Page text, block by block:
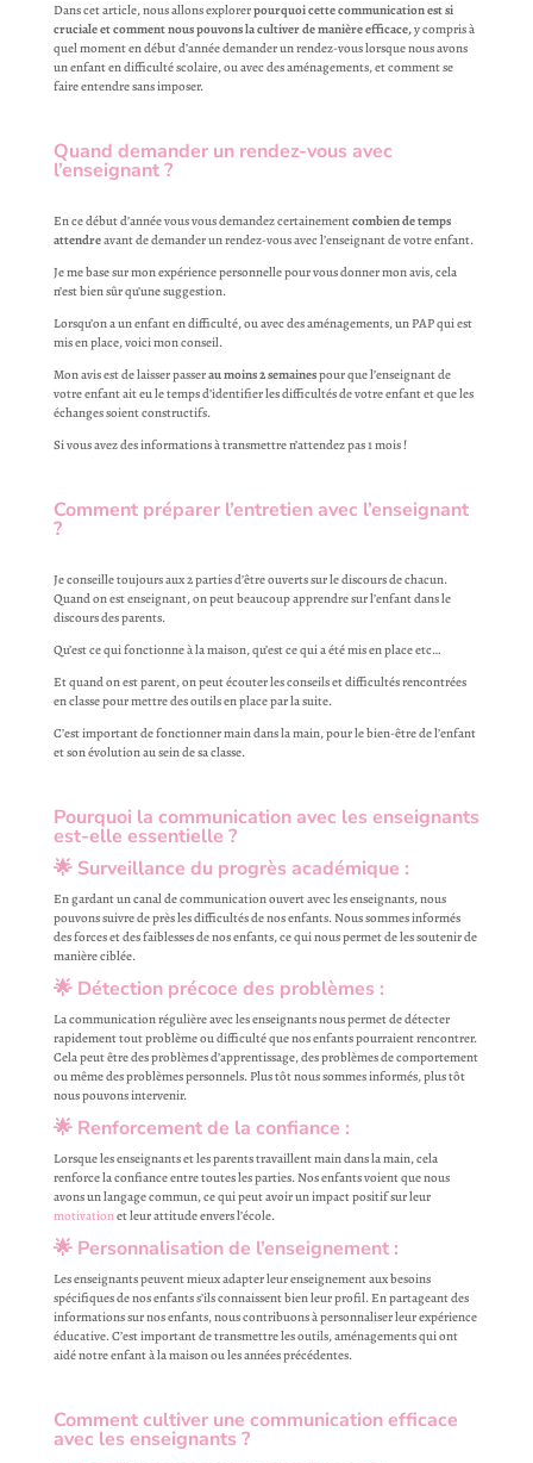
Dans cet article, nous allons explorerpourquoi cette communication est si
cruciale et comment nous pouvons la cultiver de manière efficace,y compris à
quel moment en début d’année demander un rendez-vous lorsque nous avons
un enfant en difficulté scolaire, ou avec des aménagements, et comment se
faire entendre sans imposer.
Quand demander un rendez-vous avec
l’enseignant ?
En ce début d’année vous vous demandez certainementcombien de temps
attendreavant de demander un rendez-vous avec l’enseignant de votre enfant.
Je me base sur mon expérience personnelle pour vous donner mon avis, cela
n’est bien sûr qu’une suggestion.
Lorsqu’on a un enfant en difficulté, ou avec des aménagements, un PAP qui est
mis en place, voici mon conseil.
Mon avis est de laisser passerau moins 2 semainespour que l’enseignant de
votre enfant ait eu le temps d’identifier les difficultés de votre enfant et que les
échanges soient constructifs.
Si vous avez des informations à transmettre n’attendez pas 1 mois !
Comment préparer l’entretien avec l’enseignant
?
Je conseille toujours aux 2 parties d’être ouverts sur le discours de chacun.
Quand on est enseignant, on peut beaucoup apprendre sur l’enfant dans le
discours des parents.
Qu’est ce qui fonctionne à la maison, qu’est ce qui a été mis en place etc…
Et quand on est parent, on peut écouter les conseils et difficultés rencontrées
en classe pour mettre des outils en place par la suite.
C’est important de fonctionner main dans la main, pour le bien-être de l’enfant
et son évolution au sein de sa classe.
Pourquoi la communication avec les enseignants
est-elle essentielle ?
🌟 Surveillance du progrès académique :
En gardant un canal de communication ouvert avec les enseignants, nous
pouvons suivre de près les difficultés de nos enfants. Nous sommes informés
des forces et des faiblesses de nos enfants, ce qui nous permet de les soutenir de
manière ciblée.
🌟 Détection précoce des problèmes :
La communication régulière avec les enseignants nous permet de détecter
rapidement tout problème ou difficulté que nos enfants pourraient rencontrer.
Cela peut être des problèmes d’apprentissage, des problèmes de comportement
ou même des problèmes personnels. Plus tôt nous sommes informés, plus tôt
nous pouvons intervenir.
🌟 Renforcement de la confiance :
Lorsque les enseignants et les parents travaillent main dans la main, cela
renforce la confiance entre toutes les parties. Nos enfants voient que nous
avons un langage commun, ce qui peut avoir un impact positif sur leur
motivationet leur attitude envers l’école.
🌟 Personnalisation de l’enseignement:
Les enseignants peuvent mieux adapter leur enseignement aux besoins
spécifiques de nos enfants s’ils connaissent bien leur profil. En partageant des
informations sur nos enfants, nous contribuons à personnaliser leur expérience
éducative. C’est important de transmettre les outils, aménagements qui ont
aidé notre enfant à la maison ou les années précédentes.
Comment cultiver une communication efficace
avec les enseignants ?